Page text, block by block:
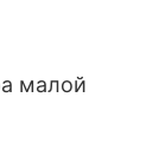
малой